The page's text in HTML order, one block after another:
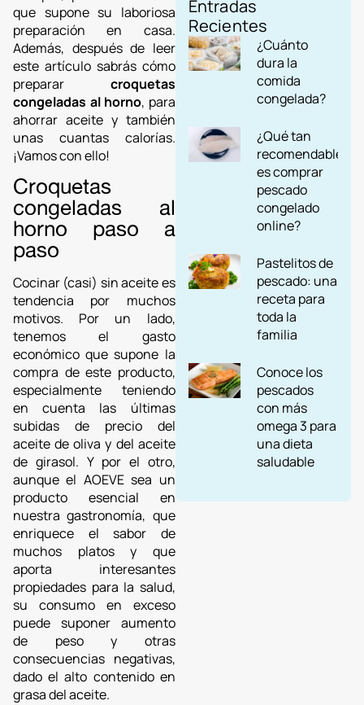
que supone su laboriosa
preparación en casa.
Además, después de leer
este artículo sabrás cómo
preparar croquetas
congeladas al horno, para
ahorrar aceite y también
unas cuantas calorías.
¡Vamos con ello!
Croquetas
congeladas al
horno paso a
paso
Cocinar (casi) sin aceite es
tendencia por muchos
motivos. Por un lado,
tenemos el gasto
económico que supone la
compra de este producto,
especialmente teniendo
en cuenta las últimas
subidas de precio del
aceite de oliva y del aceite
de girasol. Y por el otro,
aunque el AOEVE sea un
producto esencial en
nuestra gastronomía, que
enriquece el sabor de
muchos platos y que
aporta interesantes
propiedades para la salud,
su consumo en exceso
puede suponer aumento
de peso y otras
consecuencias negativas,
dado el alto contenido en
grasa del aceite.
Entradas
Recientes
¿Cuánto
dura la
comida
congelada?
¿Qué tan
recomendable
es comprar
pescado
congelado
online?
Pastelitos de
pescado: una
receta para
toda la
familia
Conoce los
pescados
con más
omega 3 para
una dieta
saludable